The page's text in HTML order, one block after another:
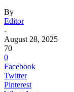
By
Editor
-
August 28, 2025
70
0
Facebook
Twitter
Pinterest